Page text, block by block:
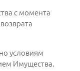
с момента
условиям
Имущества.